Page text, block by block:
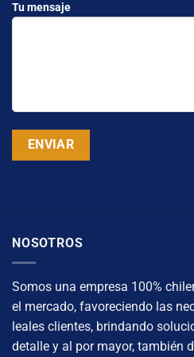
Tu mensaje
NOSOTROS
Somos una empresa 100%
el mercado, favoreciendo las
leales clientes, brindando
detalle y al por mayor, también